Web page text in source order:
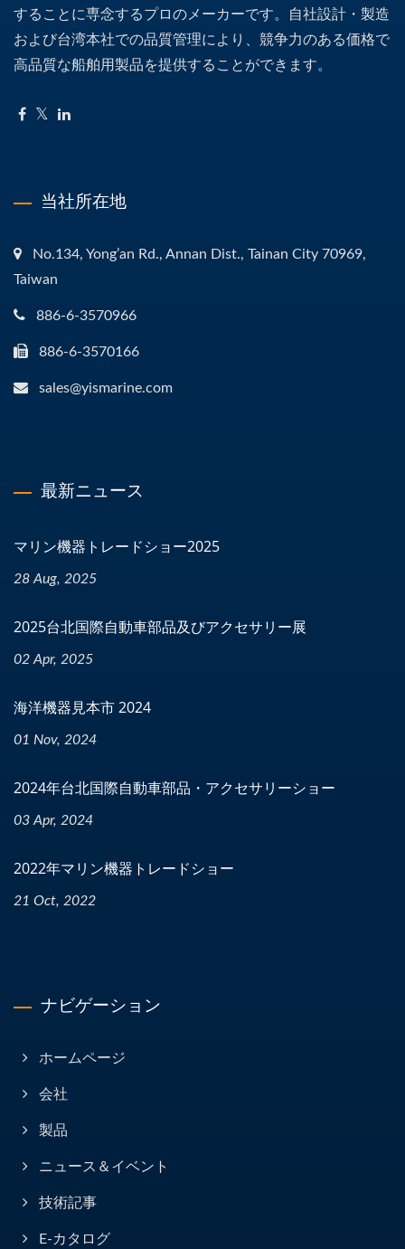
することに専念するプロのメーカーです。自社設計・製造
および台湾本社での品質管理により、競争力のある価格で
高品質な船舶用製品を提供することができます。
当社所在地
No.134, Yong’an Rd., Annan Dist., Tainan City 70969,
Taiwan
886-6-3570966
886-6-3570166
sales@yismarine.com
最新ニュース
マリン機器トレードショー2025
28 Aug, 2025
2025台北国際自動車部品及びアクセサリー展
02 Apr, 2025
海洋機器見本市 2024
01 Nov, 2024
2024年台北国際自動車部品・アクセサリーショー
03 Apr, 2024
2022年マリン機器トレードショー
21 Oct, 2022
ナビゲーション
ホームページ
会社
製品
ニュース＆イベント
技術記事
E-カタログ